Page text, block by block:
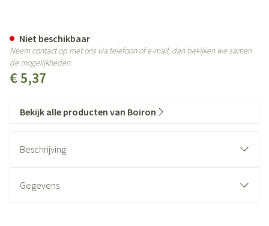
€ 5,37
Niet beschikbaar
Neem contact op met ons via telefoon of e-mail, dan bekijken we samen
de mogelijkheden.
Bekijk alle producten van Boiron
Beschrijving
Gegevens